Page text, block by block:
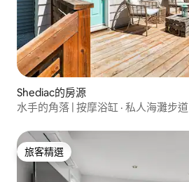
Shediac的房源
水手的角落 | 按摩浴缸 · 私人海灘步道
旅客精選
旅客精選